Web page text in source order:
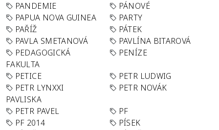
PANDEMIE
PÁNOVÉ
PAPUA NOVA GUINEA
PARTY
PAŘÍŽ
PÁTEK
PAVLA SMETANOVÁ
PAVLÍNA BITAROVÁ
PEDAGOGICKÁ
FAKULTA
PENÍZE
PETICE
PETR LUDWIG
PETR LYNXXI
PAVLISKA
PETR NOVÁK
PETR PAVEL
PF
PF 2014
PÍSEK